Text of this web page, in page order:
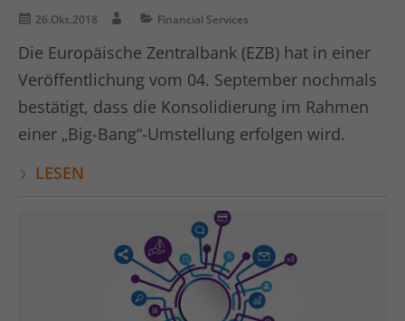
26.Okt.2018 Financial Services
Die Europäische Zentralbank (EZB) hat in einer
Veröffentlichung vom 04. September nochmals
bestätigt, dass die Konsolidierung im Rahmen
einer „Big-Bang“-Umstellung erfolgen wird.
LESEN